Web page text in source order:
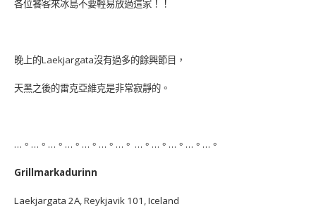
各位饕客來冰島不要輕易放過這家！！
晚上的Laekjargata沒有過多的餘興節目，
天黑之後的雷克亞維克是非常寂靜的。
…。…。…。…。…。…。…。 …。…。…。…。…。
Grillmarkadurinn
Laekjargata 2A, Reykjavik 101, Iceland